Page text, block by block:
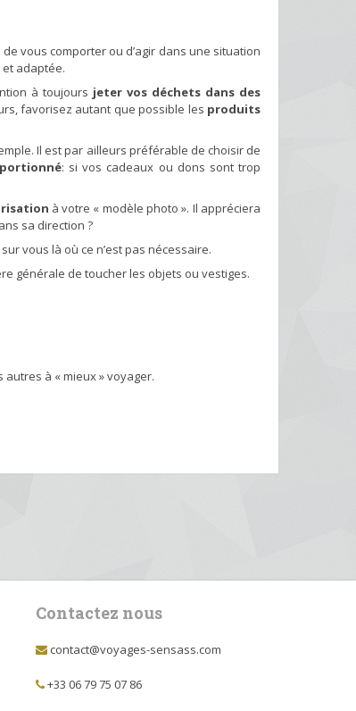
vous comporter ou d’agir dans une situation
et adaptée.
à toujours jeter vos déchets dans des
favorisez autant que possible les produits
Il est par ailleurs préférable de choisir de
: si vos cadeaux ou dons sont trop
à votre « modèle photo ». Il appréciera
sa direction ?
vous là où ce n’est pas nécessaire.
générale de toucher les objets ou vestiges.
à « mieux » voyager.
Contactez nous
contact@voyages-sensass.com
+33 06 79 75 07 86